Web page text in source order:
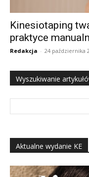
Kinesiotaping
praktyce
Redakcja - 24 października
Wyszukiwanie
Aktualne wydanie KE